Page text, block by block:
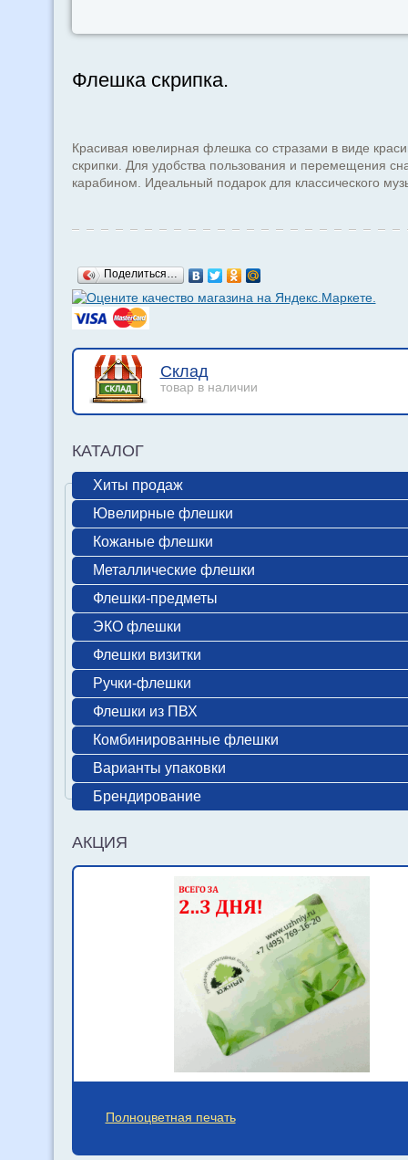
Флешка скрипка.
Красивая ювелирная флешка со стразами в виде
скрипки. Для удобства пользования и перемещения
карабином. Идеальный подарок для классического
Поделиться…
Склад
товар в наличии
КАТАЛОГ
Хиты продаж
Ювелирные флешки
Кожаные флешки
Металлические флешки
Флешки-предметы
ЭКО флешки
Флешки визитки
Ручки-флешки
Флешки из ПВХ
Комбинированные флешки
Варианты упаковки
Брендирование
АКЦИЯ
Полноцветная печать